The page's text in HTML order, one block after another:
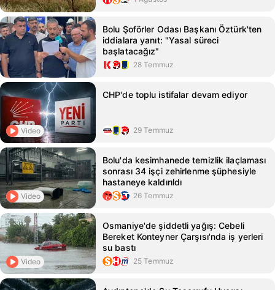
Bolu Şoförler Odası Başkanı Öztürk'ten
iddialara yanıt: "Yasal süreci
başlatacağız"
28 Temmuz
Video
CHP'de toplu istifalar devam ediyor
29 Temmuz
Video
Bolu'da kesimhanede temizlik ilaçlaması
sonrası 34 işçi zehirlenme şüphesiyle
hastaneye kaldırıldı
26 Temmuz
Video
Osmaniye'de şiddetli yağış: Cebeli
Bereket Konteyner Çarşısı'nda iş yerleri
su bastı
25 Temmuz